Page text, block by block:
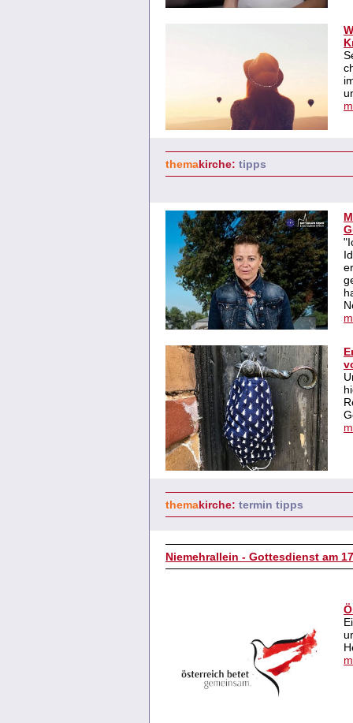
themakirche: tipps
themakirche: termin tipps
Niemehrallein - Gottesdienst am